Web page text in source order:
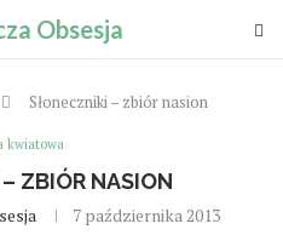
Obsesja
Słoneczniki – zbiór nasion
kwiatowa
ZBIÓR NASION
7 października 2013